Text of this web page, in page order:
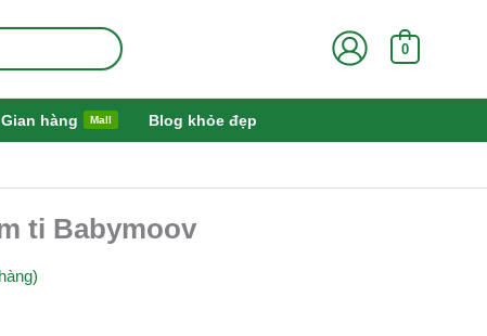
0
Gian hàng Mall Blog khỏe đẹp
ti Babymoov